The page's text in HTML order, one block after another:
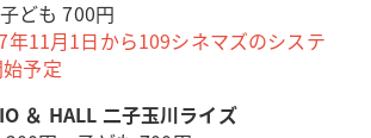
ども 700円
11月1日から109シネマズのシステ
予定
＆ HALL 二子玉川ライズ